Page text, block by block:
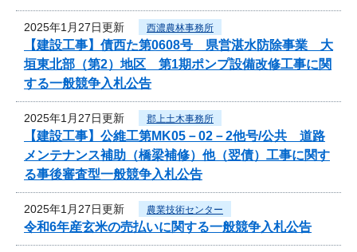
2025年1月27日更新 西濃農林事務所
【建設工事】債西た第0608号 県営湛水防除事業 大
垣東北部（第2）地区 第1期ポンプ設備改修工事に関
する一般競争入札公告
2025年1月27日更新 郡上土木事務所
【建設工事】公維工第MK05－02－2他号/公共 道路
メンテナンス補助（橋梁補修）他（翌債）工事に関す
る事後審査型一般競争入札公告
2025年1月27日更新 農業技術センター
令和6年産玄米の売払いに関する一般競争入札公告